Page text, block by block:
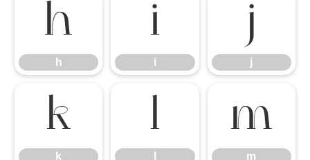
h
h
i
i
j
j
k
k
l m
m